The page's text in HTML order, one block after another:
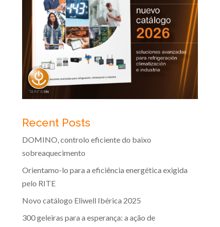
Recent Posts
DOMINO, controlo eficiente do baixo
sobreaquecimento
Orientamo-lo para a eficiência energética exigida
pelo RITE
Novo catálogo Eliwell Ibérica 2025
300 geleiras para a esperança: a ação de